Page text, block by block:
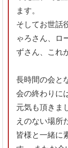
ます。
そしてお世話
ゃろさん、ロ
ずさん、これ
長時間の会と
会の終わりに
元気も頂きま
えのない場所
皆様と一緒に